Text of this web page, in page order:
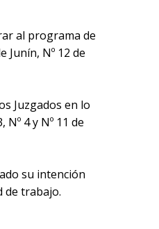
al programa de
Junín, Nº 12 de
Juzgados en lo
Nº 4 y Nº 11 de
su intención
de trabajo.